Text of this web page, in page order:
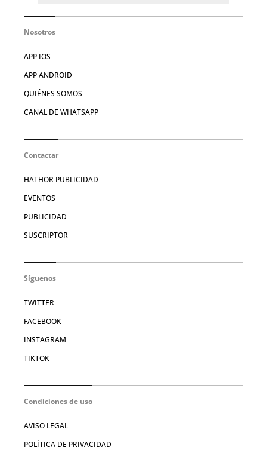
Nosotros
APP IOS
APP ANDROID
QUIÉNES SOMOS
CANAL DE WHATSAPP
Contactar
HATHOR PUBLICIDAD
EVENTOS
PUBLICIDAD
SUSCRIPTOR
Síguenos
TWITTER
FACEBOOK
INSTAGRAM
TIKTOK
Condiciones de uso
AVISO LEGAL
POLÍTICA DE PRIVACIDAD